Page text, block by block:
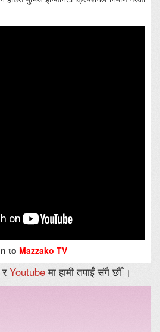
to Mazzako TV
रYoutubeमा हामी तपाईं संगै छौँ ।